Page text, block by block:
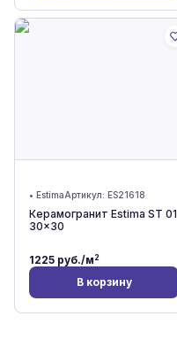
• EstimaАртикул: ES21618
Керамогранит Estima ST 01
30x30
1225 руб./м2
В корзину